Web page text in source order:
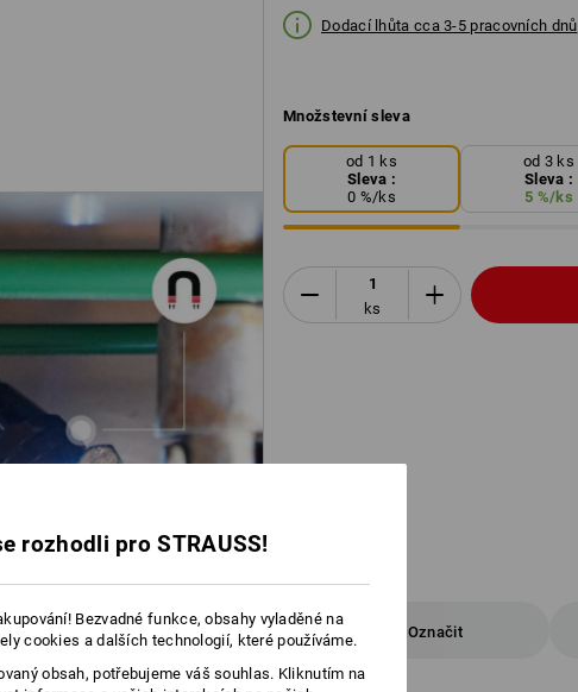
Dodací lhůta cca 3-5 pracovních dnů
Množstevní sleva
od 1 ks
Sleva :
0 %/ks
od 3 ks
Sleva :
5 %/ks
ks
Označit
rozhodli pro STRAUSS!
Bezvadné funkce, obsahy vyladěné na
cookies a dalších technologií, které používáme.
obsah, potřebujeme váš souhlas. Kliknutím na